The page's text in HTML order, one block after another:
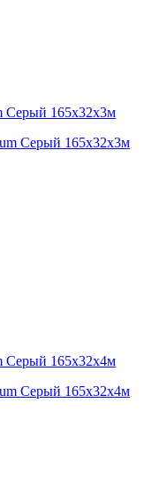
Серый 165х32х3м
Серый 165х32х4м